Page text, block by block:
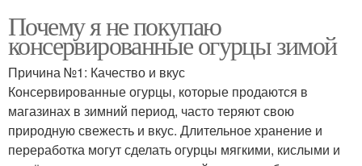
Почему я не покупаю
консервированные огурцы зимой
Причина №1: Качество и вкус
Консервированные огурцы, которые продаются в
магазинах в зимний период, часто теряют свою
природную свежесть и вкус. Длительное хранение и
переработка могут сделать огурцы мягкими, кислыми и